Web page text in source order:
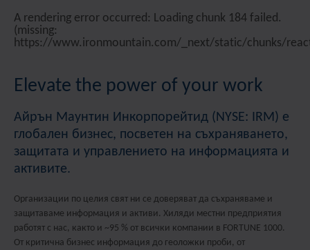
A rendering error occurred: Loading chunk 184 failed.
(missing:
https://www.ironmountain.com/_next/static/chunks/
Elevate the power of your work
Айрън Маунтин Инкорпорейтид (NYSE: IRM) е
глобален бизнес, посветен на съхраняването,
защитата и управлението на информацията и
активите.
Организации по целия свят ни се доверяват да съхраняваме и
защитаваме информация и активи. Хиляди местни предприятия
работят с нас, както и ~95 % от всички компании в FORTUNE 1000.
От критична бизнес информация до геоложки проби, от